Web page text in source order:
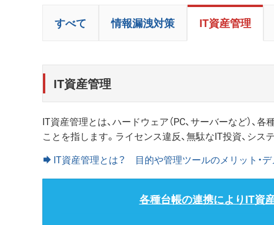
すべて 情報漏洩対策 IT資産管理
IT資産管理
IT資産管理とは、ハードウェア（PC、サーバーなど）、
ことを指します。ライセンス違反、無駄なIT投資、シ
IT資産管理とは？ 目的や管理ツールのメリット・
各種台帳の連携によりIT資